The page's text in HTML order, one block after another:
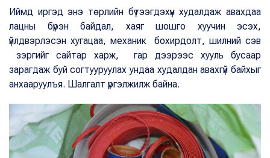
Иймд иргэд энэ төрлийн бүтээгдэхүүн худалдаж авахдаа
лацны бүрэн байдал, хаяг шошго хуучин эсэх,
үйлдвэрлэсэн хугацаа, механик бохирдолт, шилний сэв
зэргийг сайтар харж, гар дээрээс хууль бусаар
зарагдаж буй согтууруулах ундаа худалдан авахгүй байхыг
анхааруулъя. Шалгалт үргэлжилж байна.